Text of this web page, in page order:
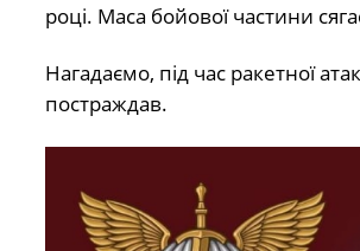
році. Маса бойової частини
Нагадаємо, під час ракетної
постраждав.